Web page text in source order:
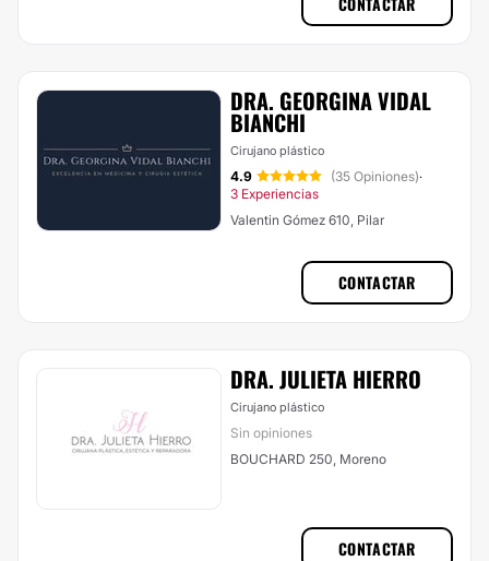
DRA. GEORGINA VIDAL
BIANCHI
Cirujano plástico
4.9 (35 Opiniones)·
3 Experiencias
Valentin Gómez 610, Pilar
CONTACTAR
DRA. JULIETA HIERRO
Cirujano plástico
Sin opiniones
BOUCHARD 250, Moreno
CONTACTAR